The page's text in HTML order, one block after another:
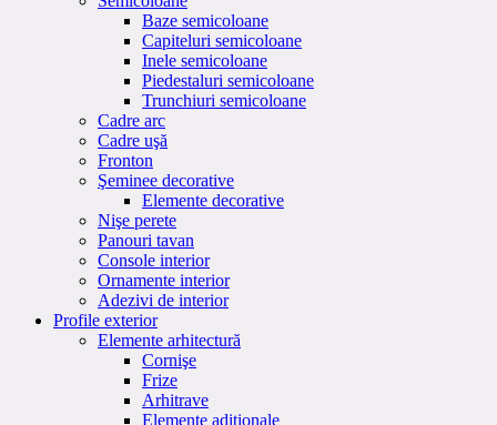
Baze semicoloane
Capiteluri semicoloane
Inele semicoloane
Piedestaluri semicoloane
Trunchiuri semicoloane
Cadre arc
Cadre uşă
Fronton
Şeminee decorative
Elemente decorative
Nişe perete
Panouri tavan
Console interior
Ornamente interior
Adezivi de interior
Profile exterior
Elemente arhitectură
Cornişe
Frize
Arhitrave
Elemente adiţionale